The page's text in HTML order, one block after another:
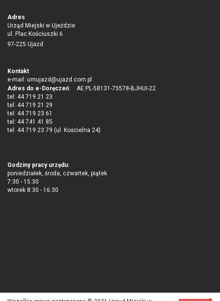
Adres
Urząd Miejski w Ujeździe
ul. Plac Kościuszki 6
97-225 Ujazd
Kontakt
e-mail: umujazd@ujazd.com.pl
Adres do e-Doręczeń: AE:PL-58131-75578-BJHUI-22
tel: 44 719 21 23
tel: 44 719 21 29
tel: 44 719 23 61
tel: 44 741 41 85
tel. 44 719 23 79 (ul. Kościelna 24)
Godziny pracy urzędu:
poniedziałek, środa, czwartek, piątek
7:30 - 15:30
wtorek 8:30 - 16:30